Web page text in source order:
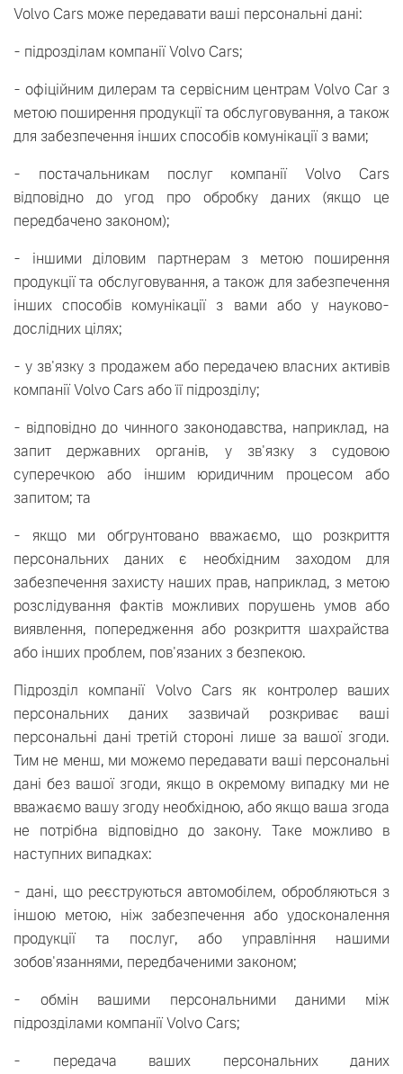
Volvo Cars може передавати ваші персональні дані:
- підрозділам компанії Volvo Cars;
- офіційним дилерам та сервісним центрам Volvo Car з
метою поширення продукції та обслуговування, а також
для забезпечення інших способів комунікації з вами;
- постачальникам послуг компанії Volvo Cars
відповідно до угод про обробку даних (якщо це
передбачено законом);
- іншими діловим партнерам з метою поширення
продукції та обслуговування, а також для забезпечення
інших способів комунікації з вами або у науково-
дослідних цілях;
- у зв'язку з продажем або передачею власних активів
компанії Volvo Cars або її підрозділу;
- відповідно до чинного законодавства, наприклад, на
запит державних органів, у зв'язку з судовою
суперечкою або іншим юридичним процесом або
запитом; та
- якщо ми обґрунтовано вважаємо, що розкриття
персональних даних є необхідним заходом для
забезпечення захисту наших прав, наприклад, з метою
розслідування фактів можливих порушень умов або
виявлення, попередження або розкриття шахрайства
або інших проблем, пов'язаних з безпекою.
Підрозділ компанії Volvo Cars як контролер ваших
персональних даних зазвичай розкриває ваші
персональні дані третій стороні лише за вашої згоди.
Тим не менш, ми можемо передавати ваші персональні
дані без вашої згоди, якщо в окремому випадку ми не
вважаємо вашу згоду необхідною, або якщо ваша згода
не потрібна відповідно до закону. Таке можливо в
наступних випадках:
- дані, що реєструються автомобілем, обробляються з
іншою метою, ніж забезпечення або удосконалення
продукції та послуг, або управління нашими
зобов'язаннями, передбаченими законом;
- обмін вашими персональними даними між
підрозділами компанії Volvo Cars;
- передача ваших персональних даних